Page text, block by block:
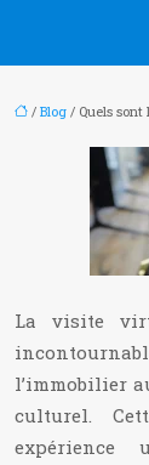
/ Blog / Quels
La visite
l’immobilier
culturel.
expérience